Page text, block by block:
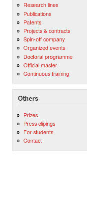
Research lines
Publications
Patents
Projects & contracts
Spin-off company
Organized events
Doctoral programme
Official master
Continuous training
Others
Prizes
Press clipings
For students
Contact